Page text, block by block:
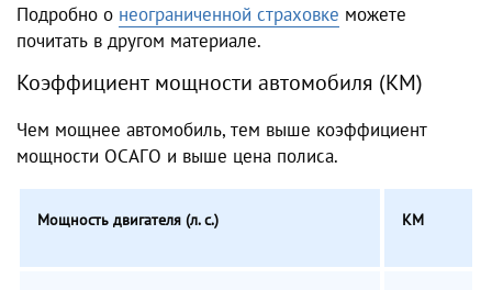
Подробно о неограниченной страховке можете
почитать в другом материале.
Коэффициент мощности автомобиля (КМ)
Чем мощнее автомобиль, тем выше коэффициент
мощности ОСАГО и выше цена полиса.
Мощность двигателя (л. с.) КМ